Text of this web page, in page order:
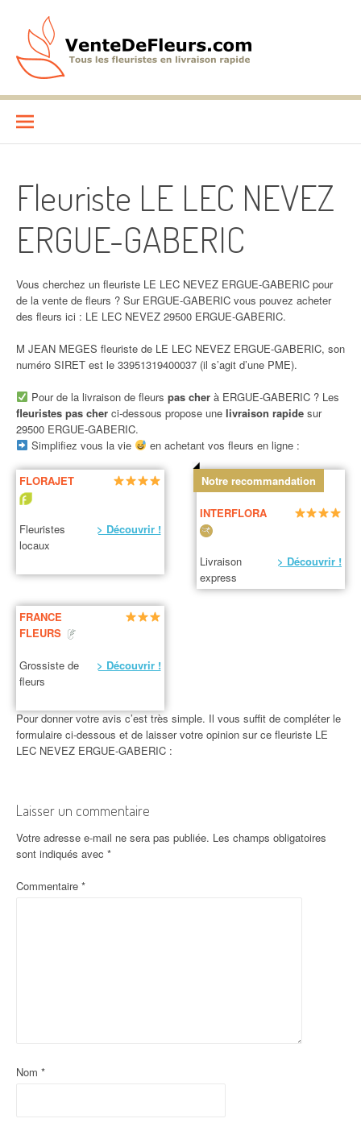
contenu
VenteDeFleurs.com
Fleuriste LE LEC NEVEZ
ERGUE-GABERIC
Vous cherchez un fleuriste LE LEC NEVEZ ERGUE-GABERIC pour
de la vente de fleurs ? Sur ERGUE-GABERIC vous pouvez acheter
des fleurs ici : LE LEC NEVEZ 29500 ERGUE-GABERIC.
M JEAN MEGES fleuriste de LE LEC NEVEZ ERGUE-GABERIC, son
numéro SIRET est le 33951319400037 (il s’agit d’une PME).
Pour de la livraison de fleurs pas cherà ERGUE-GABERIC ? Les
fleuristes pas cher ci-dessous propose une livraison rapide sur
29500 ERGUE-GABERIC.
Simplifiez vous la vie
en achetant vos fleurs en ligne :
FLORAJET
Fleuristes
locaux
> Découvrir !
Notre recommandation
INTERFLORA
Livraison
express
> Découvrir !
FRANCE
FLEURS
Grossiste de
fleurs
> Découvrir !
Pour donner votre avis c’est très simple. Il vous suffit de compléter le
formulaire ci-dessous et de laisser votre opinion sur ce fleuriste LE
LEC NEVEZ ERGUE-GABERIC :
Laisser un commentaire
Votre adresse e-mail ne sera pas publiée. Les champs obligatoires
sont indiqués avec *
Commentaire *
Nom *